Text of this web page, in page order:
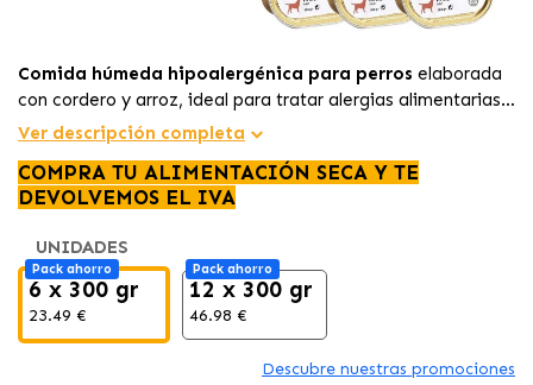
Comida húmeda hipoalergénica para perros elaborada
con cordero y arroz, ideal para tratar alergias alimentarias
que provocan vómitos, diarrea o problemas de piel. Fórmula
digestivo y urinario para perros sensibles o con cristales de
urato.
Ver descripción completa
COMPRA TU ALIMENTACIÓN SECA Y TE
DEVOLVEMOS EL IVA
UNIDADES
Pack ahorro
6 x 300 gr
23.49 €
Pack ahorro
12 x 300 gr
46.98 €
Descubre nuestras promociones